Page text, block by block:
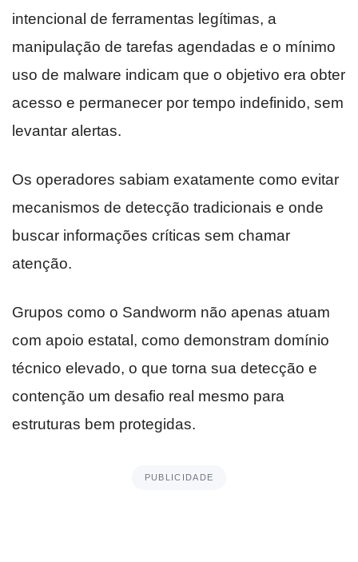
intencional de ferramentas legítimas, a
manipulação de tarefas agendadas e o mínimo
uso de malware indicam que o objetivo era obter
acesso e permanecer por tempo indefinido, sem
levantar alertas.
Os operadores sabiam exatamente como evitar
mecanismos de detecção tradicionais e onde
buscar informações críticas sem chamar
atenção.
Grupos como o Sandworm não apenas atuam
com apoio estatal, como demonstram domínio
técnico elevado, o que torna sua detecção e
contenção um desafio real mesmo para
estruturas bem protegidas.
PUBLICIDADE